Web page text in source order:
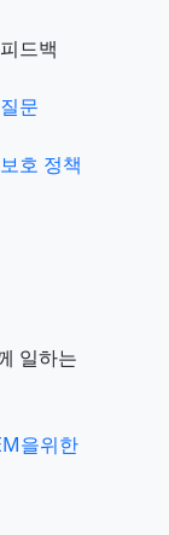
드백
문
호 정책
일하는
을위한